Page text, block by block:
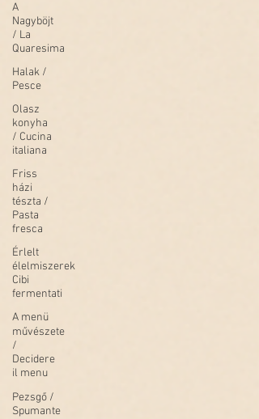
A
Nagyböjt
/ La
Quaresima
Halak /
Pesce
Olasz
konyha
/ Cucina
italiana
Friss
házi
tészta /
Pasta
fresca
Érlelt
élelmiszerek
Cibi
fermentati
A menü
művészete
/
Decidere
il menu
Pezsgő /
Spumante